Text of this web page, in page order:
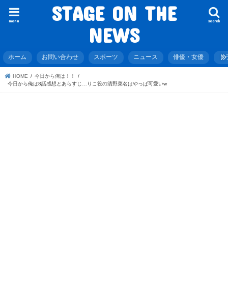
STAGE ON THE
NEWS
search
menu
ホーム お問い合わせ スポーツ ニュース 俳優・女優 ド
HOME
今日から俺は！！
今日から俺は8話感想とあらすじ…りこ役の清野菜名はやっぱ可愛いw